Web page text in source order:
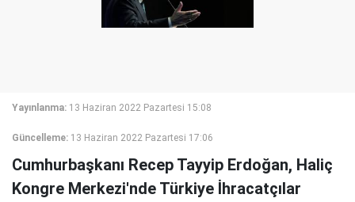
Yayınlanma: 13 Haziran 2022 Pazartesi 15:08
Güncelleme: 13 Haziran 2022 Pazartesi 17:06
Cumhurbaşkanı Recep Tayyip Erdoğan, Haliç
Kongre Merkezi'nde Türkiye İhracatçılar